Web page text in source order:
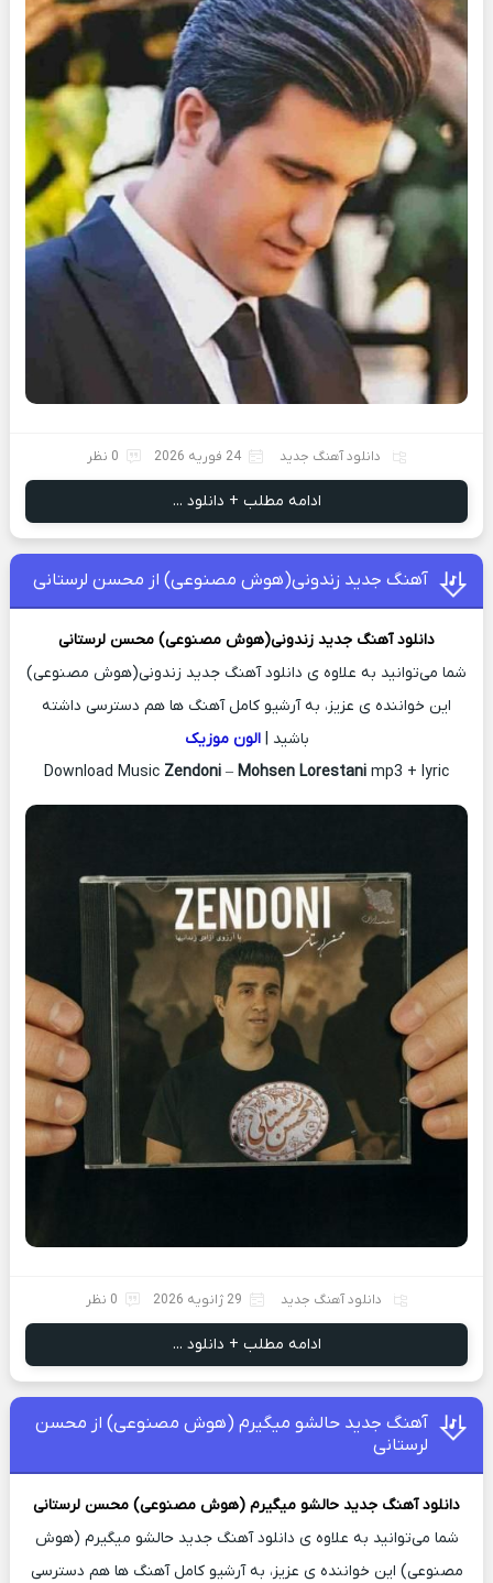
دانلود آهنگ جدید 24 فوریه 2026 0 نظر
ادامه مطلب + دانلود ...
آهنگ جدید زندونی(هوش مصنوعی) از محسن لرستانی
دانلود آهنگ جدید زندونی(هوش مصنوعی) محسن لرستانی
شما می‌توانید به علاوه ی دانلود آهنگ جدید زندونی(هوش مصنوعی)
این خواننده ی عزیز، به آرشیو کامل آهنگ ها هم دسترسی داشته
باشید |الون موزیک
Download Music Zendoni – Mohsen Lorestani mp3 + lyric
دانلود آهنگ جدید 29 ژانویه 2026 0 نظر
ادامه مطلب + دانلود ...
آهنگ جدید حالشو میگیرم (هوش مصنوعی) از محسن
لرستانی
دانلود آهنگ جدید حالشو میگیرم (هوش مصنوعی) محسن لرستانی
شما می‌توانید به علاوه ی دانلود آهنگ جدید حالشو میگیرم (هوش
مصنوعی) این خواننده ی عزیز، به آرشیو کامل آهنگ ها هم دسترسی